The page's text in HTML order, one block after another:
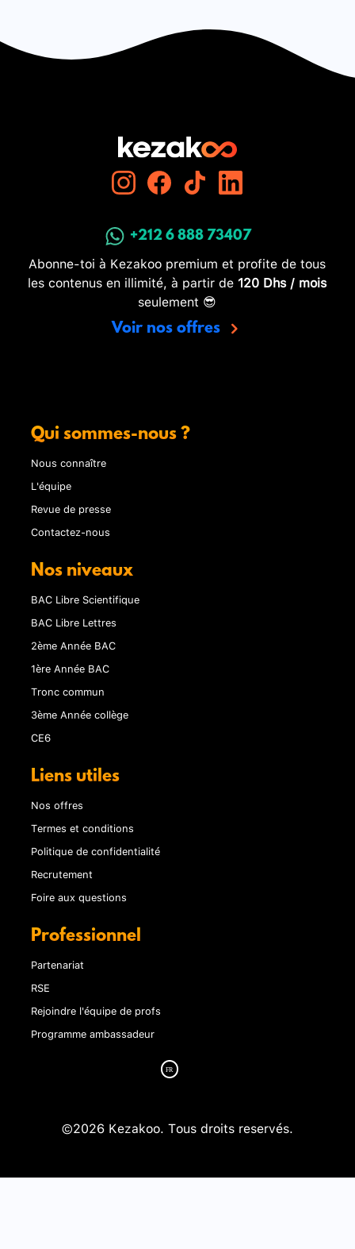
+212 6 888 73407
Abonne-toi à Kezakoo premium et profite de tous
les contenus en illimité, à partir de 120 Dhs / mois
seulement 😎
Voir nos offres
Qui sommes-nous ?
Nous connaître
L'équipe
Revue de presse
Contactez-nous
Nos niveaux
BAC Libre Scientifique
BAC Libre Lettres
2ème Année BAC
1ère Année BAC
Tronc commun
3ème Année collège
CE6
Liens utiles
Nos offres
Termes et conditions
Politique de confidentialité
Recrutement
Foire aux questions
Professionnel
Partenariat
RSE
Rejoindre l'équipe de profs
Programme ambassadeur
©2026 Kezakoo. Tous droits reservés.